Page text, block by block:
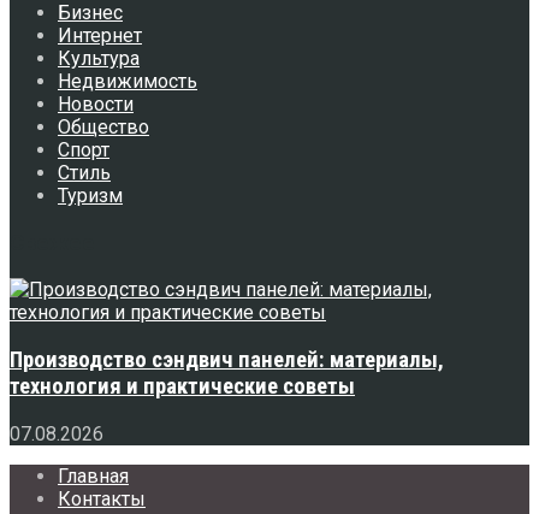
Бизнес
Интернет
Культура
Недвижимость
Новости
Общество
Спорт
Стиль
Туризм
Производство сэндвич панелей: материалы,
технология и практические советы
07.08.2026
Главная
Контакты